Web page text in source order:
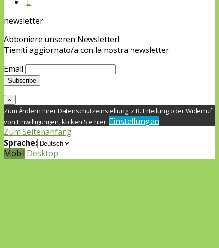
newsletter
Abboniere unseren Newsletter!
Tieniti aggiornato/a con la nostra newsletter
Email
×
Zum Ändern Ihrer Datenschutzeinstellung, z.B. Erteilung oder Widerruf
von Einwilligungen, klicken Sie hier: Einstellungen
Zum Seitenanfang
Sprache:
Mobil Desktop